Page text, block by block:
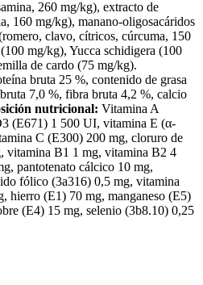
260 mg/kg), extracto de
160 mg/kg), manano-oligosacáridos
clavo, cítricos, cúrcuma, 150
mg/kg), Yucca schidigera (100
de cardo (75 mg/kg).
bruta 25 %, contenido de grasa
7,0 %, fibra bruta 4,2 %, calcio
nutricional: Vitamina A
(E671) 1 500 UI, vitamina E (α-
C (E300) 200 mg, cloruro de
vitamina B1 1 mg, vitamina B2 4
pantotenato cálcico 10 mg,
fólico (3a316) 0,5 mg, vitamina
hierro (E1) 70 mg, manganeso (E5)
(E4) 15 mg, selenio (3b8.10) 0,25